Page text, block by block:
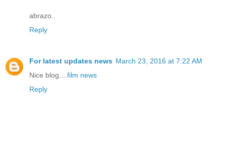
abrazo..
Reply
For latest updates news March 23, 2016 at 7:22 AM
Nice blog.... film news
Reply